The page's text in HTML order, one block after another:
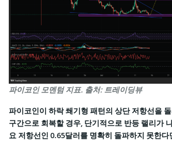
파이코인 모멘텀 지표. 출처: 트레이딩뷰
파이코인이 하락 쐐기형 패턴의 상단 저항선을
구간으로 회복할 경우, 단기적으로 반등 랠리가
요 저항선인 0.65달러를 명확히 돌파하지 못한